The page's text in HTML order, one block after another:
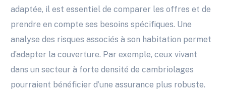
adaptée, il est essentiel de comparer les offres et de
prendre en compte ses besoins spécifiques. Une
analyse des risques associés à son habitation permet
d’adapter la couverture. Par exemple, ceux vivant
dans un secteur à forte densité de cambriolages
pourraient bénéficier d’une assurance plus robuste.